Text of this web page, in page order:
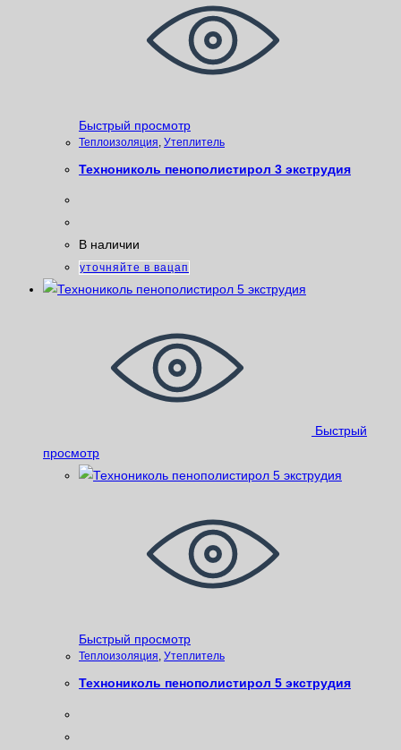
Быстрый просмотр
Теплоизоляция, Утеплитель
Технониколь пенополистирол 3 экструдия
В наличии
уточняйте в вацап
Быстрый
просмотр
Быстрый просмотр
Теплоизоляция, Утеплитель
Технониколь пенополистирол 5 экструдия